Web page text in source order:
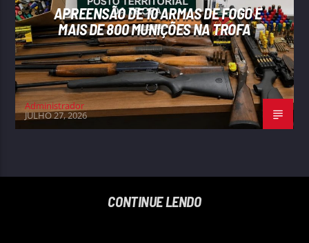
APREENSÃO DE 10 ARMAS DE FOGO E
MAIS DE 800 MUNIÇÕES NA TROFA
Administrador
JULHO 27, 2026
CONTINUE LENDO